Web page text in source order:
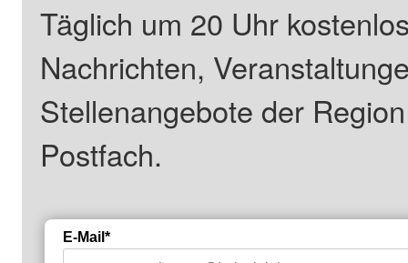
Täglich um 20 Uhr
Nachrichten,
Stellenangebote der
Postfach.
E-Mail*